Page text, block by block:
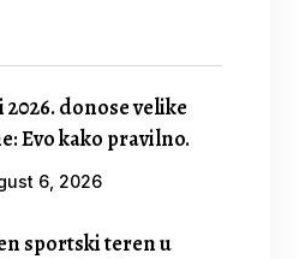
donose velike
Evo kako pravilno.
6, 2026
sportski teren u